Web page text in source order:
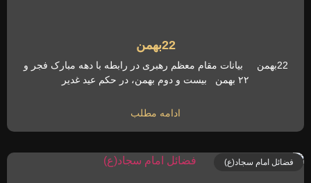
22بهمن
22بهمن بیانات مقام معظم رهبری در رابطه با دهه مبارک فجر و
۲۲ بهمن بیست و دوم بهمن، در حکم عید غدیر
ادامه مطلب
فضائل امام سجاد(ع)